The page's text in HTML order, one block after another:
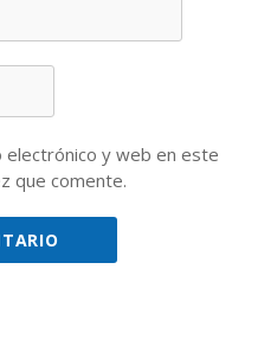
electrónico y web en este
que comente.